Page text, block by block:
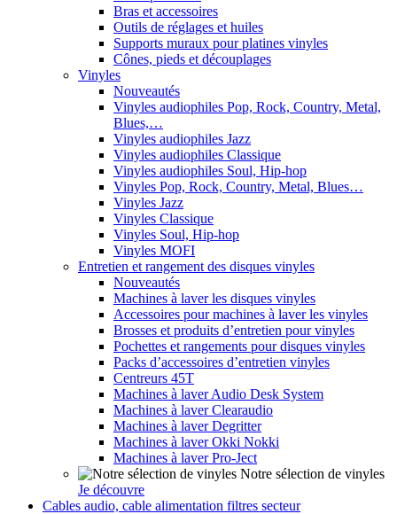
Bras et accessoires
Outils de réglages et huiles
Supports muraux pour platines vinyles
Cônes, pieds et découplages
Vinyles
Nouveautés
Vinyles audiophiles Pop, Rock, Country, Metal,
Blues,…
Vinyles audiophiles Jazz
Vinyles audiophiles Classique
Vinyles audiophiles Soul, Hip-hop
Vinyles Pop, Rock, Country, Metal, Blues…
Vinyles Jazz
Vinyles Classique
Vinyles Soul, Hip-hop
Vinyles MOFI
Entretien et rangement des disques vinyles
Nouveautés
Machines à laver les disques vinyles
Accessoires pour machines à laver les vinyles
Brosses et produits d’entretien pour vinyles
Pochettes et rangements pour disques vinyles
Packs d’accessoires d’entretien vinyles
Centreurs 45T
Machines à laver Audio Desk System
Machines à laver Clearaudio
Machines à laver Degritter
Machines à laver Okki Nokki
Machines à laver Pro-Ject
Notre sélection de vinyles
Je découvre
Cables audio, cable alimentation filtres secteur